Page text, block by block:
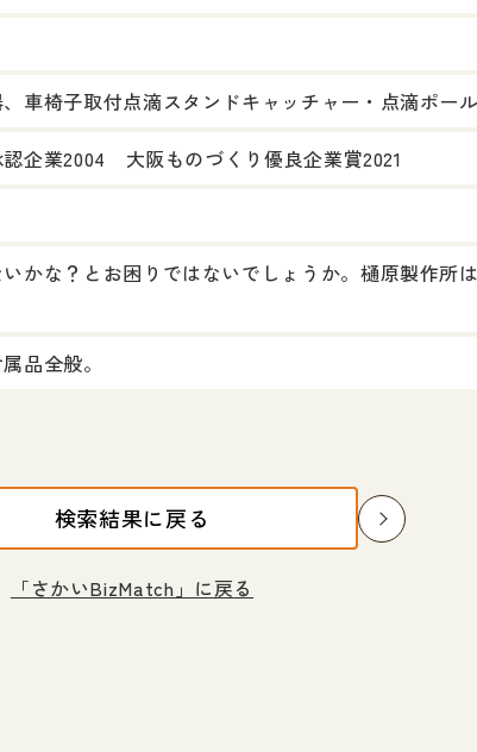
車椅子取付点滴スタンドキャッチャー・点滴ポール
企業2004 大阪ものづくり優良企業賞2021
かな？とお困りではないでしょうか。樋原製作所
品全般。
検索結果に戻る
「さかいBizMatch」に戻る